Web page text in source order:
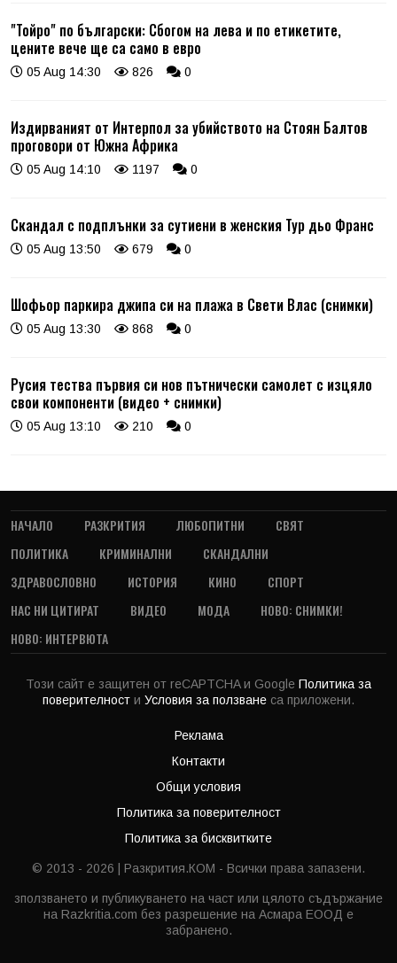
"Тойро" по български: Сбогом на лева и по етикетите,
цените вече ще са само в евро
05 Aug 14:30 826 0
Издирваният от Интерпол за убийството на Стоян Балтов
проговори от Южна Африка
05 Aug 14:10 1197 0
Скандал с подплънки за сутиени в женския Тур дьо Франс
05 Aug 13:50 679 0
Шофьор паркира джипа си на плажа в Свети Влас (снимки)
05 Aug 13:30 868 0
Русия тества първия си нов пътнически самолет с изцяло
свои компоненти (видео + снимки)
05 Aug 13:10 210 0
НАЧАЛО РАЗКРИТИЯ ЛЮБОПИТНИ
СВЯТ
ПОЛИТИКА
КРИМИНАЛНИ
СКАНДАЛНИ
ЗДРАВОСЛОВНО
ИСТОРИЯ КИНО
СПОРТ
НАС НИ ЦИТИРАТ
ВИДЕО МОДА
НОВО: СНИМКИ!
НОВО: ИНТЕРВЮТА
Този сайт е защитен от reCAPTCHA и Google Политика за
поверителност и Условия за ползване са приложени.
Реклама
Контакти
Общи условия
Политика за поверителност
Политика за бисквитките
© 2013 - 2026 | Разкрития.КОМ - Всички права запазени.
зползването и публикуването на част или цялото съдържание
на Razkritia.com без разрешение на Асмара ЕООД е
забранено.